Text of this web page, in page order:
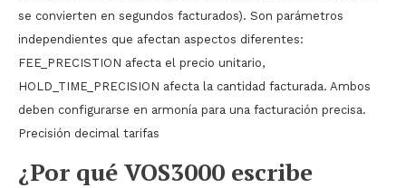
se convierten en segundos facturados). Son parámetros
independientes que afectan aspectos diferentes:
FEE_PRECISTION afecta el precio unitario,
HOLD_TIME_PRECISION afecta la cantidad facturada. Ambos
deben configurarse en armonía para una facturación precisa.
Precisión decimal tarifas
¿Por qué VOS3000 escribe